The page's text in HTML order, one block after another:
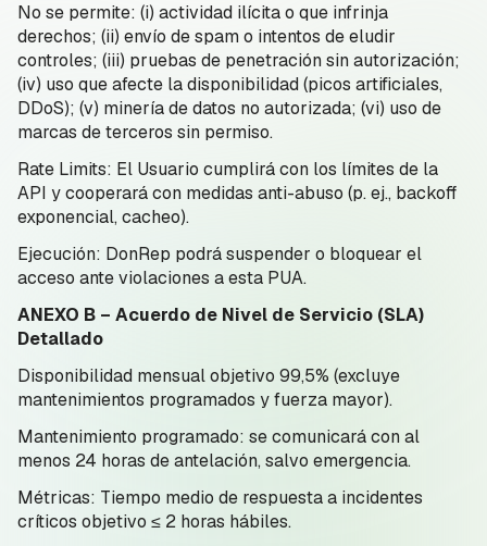
No se permite: (i) actividad ilícita o que infrinja
derechos; (ii) envío de spam o intentos de eludir
controles; (iii) pruebas de penetración sin autorización;
(iv) uso que afecte la disponibilidad (picos artificiales,
DDoS); (v) minería de datos no autorizada; (vi) uso de
marcas de terceros sin permiso.
Rate Limits: El Usuario cumplirá con los límites de la
API y cooperará con medidas anti-abuso (p. ej., backoff
exponencial, cacheo).
Ejecución: DonRep podrá suspender o bloquear el
acceso ante violaciones a esta PUA.
ANEXO B – Acuerdo de Nivel de Servicio (SLA)
Detallado
Disponibilidad mensual objetivo 99,5% (excluye
mantenimientos programados y fuerza mayor).
Mantenimiento programado: se comunicará con al
menos 24 horas de antelación, salvo emergencia.
Métricas: Tiempo medio de respuesta a incidentes
críticos objetivo ≤ 2 horas hábiles.